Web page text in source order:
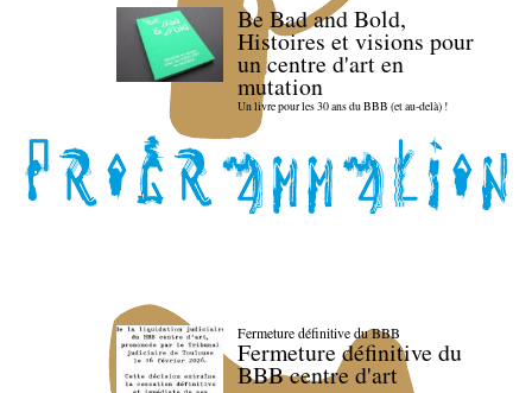
Be Bad and Bold,
Histoires et visions pour
un centre d'art en
mutation
Un livre pour les 30 ans du BBB (et au-delà) !
Fermeture définitive du BBB
Fermeture définitive du
BBB centre d'art